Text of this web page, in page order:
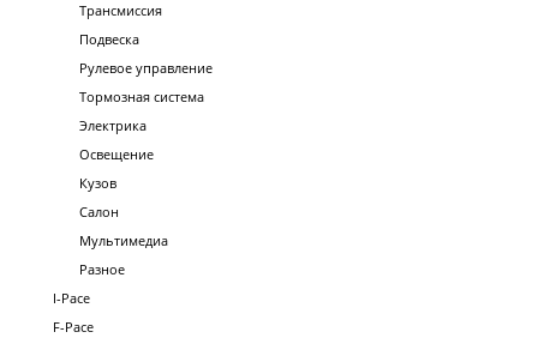
Трансмиссия
Подвеска
Рулевое управление
Тормозная система
Электрика
Освещение
Кузов
Салон
Мультимедиа
Разное
I-Pace
F-Pace